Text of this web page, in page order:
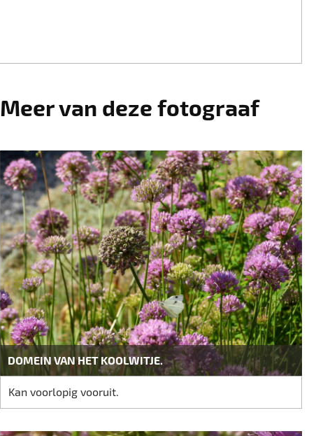
Meer van deze fotograaf
DOMEIN VAN HET KOOLWITJE.
Kan voorlopig vooruit.